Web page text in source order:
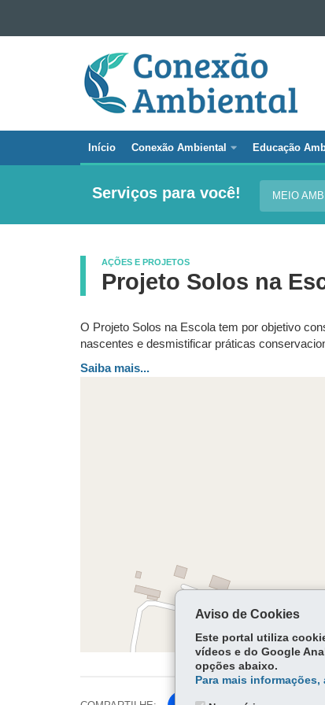
Ir para a navegação
Ir para a busca
CONEXÃO
AMBIENTAL
Navegação
principal
Início Conexão Ambiental Educação
Serviços para você! MEIO
AÇÕES E PROJETOS
Projeto Solos na
O Projeto Solos na Escola tem por objetivo
nascentes e desmistificar práticas
Saiba mais...
Aviso de Cookies
Este portal utiliza
vídeos e do Google
opções abaixo.
Para mais